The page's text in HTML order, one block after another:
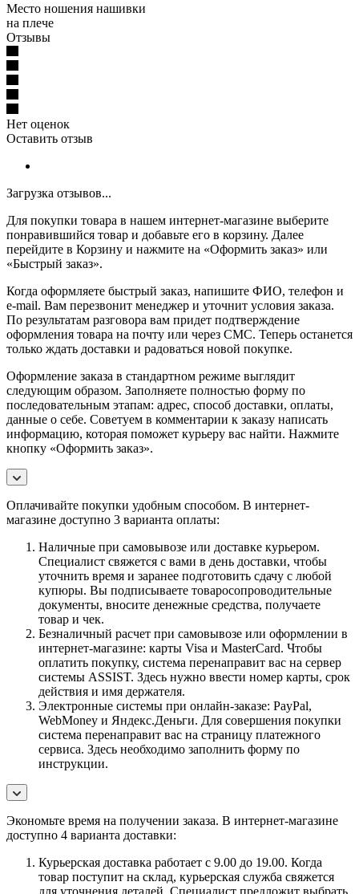
Место ношения нашивки
на плече
Отзывы
Нет оценок
Оставить отзыв
Загрузка отзывов...
Для покупки товара в нашем интернет-магазине выберите
понравившийся товар и добавьте его в корзину. Далее
перейдите в Корзину и нажмите на «Оформить заказ» или
«Быстрый заказ».
Когда оформляете быстрый заказ, напишите ФИО, телефон и
e-mail. Вам перезвонит менеджер и уточнит условия заказа.
По результатам разговора вам придет подтверждение
оформления товара на почту или через СМС. Теперь останется
только ждать доставки и радоваться новой покупке.
Оформление заказа в стандартном режиме выглядит
следующим образом. Заполняете полностью форму по
последовательным этапам: адрес, способ доставки, оплаты,
данные о себе. Советуем в комментарии к заказу написать
информацию, которая поможет курьеру вас найти. Нажмите
кнопку «Оформить заказ».
Оплачивайте покупки удобным способом. В интернет-
магазине доступно 3 варианта оплаты:
Наличные при самовывозе или доставке курьером.
Специалист свяжется с вами в день доставки, чтобы
уточнить время и заранее подготовить сдачу с любой
купюры. Вы подписываете товаросопроводительные
документы, вносите денежные средства, получаете
товар и чек.
Безналичный расчет при самовывозе или оформлении в
интернет-магазине: карты Visa и MasterCard. Чтобы
оплатить покупку, система перенаправит вас на сервер
системы ASSIST. Здесь нужно ввести номер карты, срок
действия и имя держателя.
Электронные системы при онлайн-заказе: PayPal,
WebMoney и Яндекс.Деньги. Для совершения покупки
система перенаправит вас на страницу платежного
сервиса. Здесь необходимо заполнить форму по
инструкции.
Экономьте время на получении заказа. В интернет-магазине
доступно 4 варианта доставки:
Курьерская доставка работает с 9.00 до 19.00. Когда
товар поступит на склад, курьерская служба свяжется
для уточнения деталей. Специалист предложит выбрать